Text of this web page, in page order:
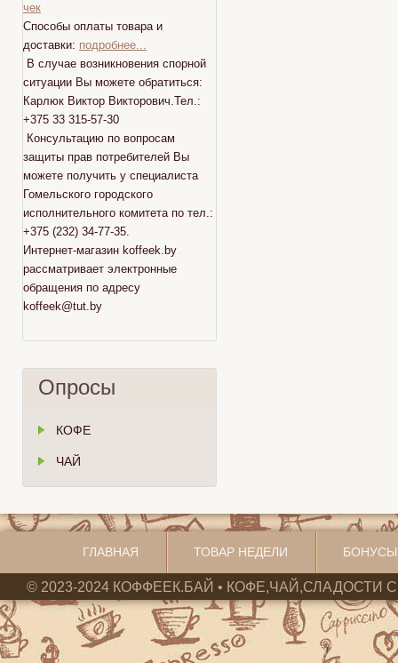
чек
Способы оплаты товара и
доставки: подробнее...
В случае возникновения спорной
ситуации Вы можете обратиться:
Карлюк Виктор Викторович.Тел.:
+375 33 315-57-30
Консультацию по вопросам
защиты прав потребителей Вы
можете получить у специалиста
Гомельского городского
исполнительного комитета по тел.:
+375 (232) 34-77-35.
Интернет-магазин koffeek.by
рассматривает электронные
обращения по адресу
koffeek@tut.by
Опросы
КОФЕ
ЧАЙ
ГЛАВНАЯ ТОВАР НЕДЕЛИ
© 2023-2024 КОФФЕЕК.БАЙ • КОФЕ,ЧАЙ,СЛАДОСТИ С